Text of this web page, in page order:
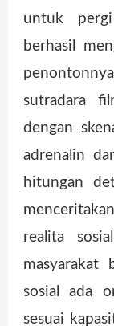
untuk
berhasil
sutradara
dengan
adrenalin
hitungan
realita
masyarakat
sosial ada
sesuai